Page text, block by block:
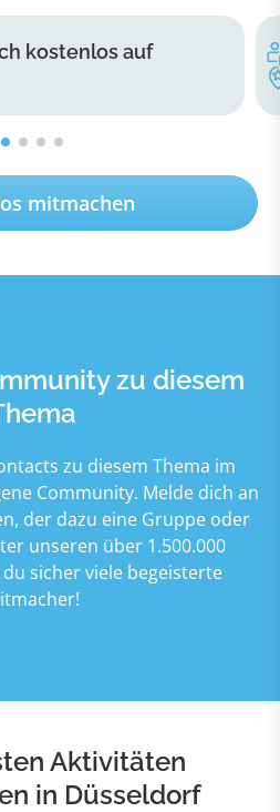
kostenlos auf
mitmachen
zu diesem
zu diesem Thema im
Community. Melde dich an
der dazu eine Gruppe oder
unseren über 1.500.000
sicher viele begeisterte
Aktivitäten
in Düsseldorf